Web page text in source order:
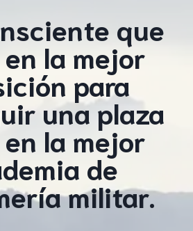
que
la mejor
para
una plaza
la mejor
de
militar.